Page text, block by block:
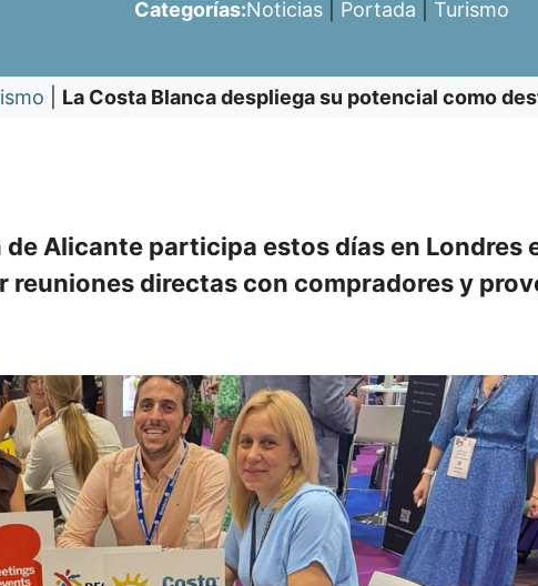
Categorías:Noticias Portada Turismo
La Costa Blanca despliega su potencial como
Alicante participa estos días en Londres
reuniones directas con compradores y